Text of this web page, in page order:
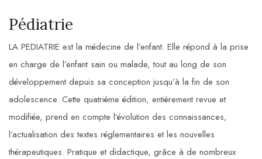
Pédiatrie
LA PEDIATRIE est la médecine de l’enfant. Elle répond à la prise
en charge de l’enfant sain ou malade, tout au long de son
développement depuis sa conception jusqu’à la fin de son
adolescence. Cette quatrième édition, entièrement revue et
modifiée, prend en compte l’évolution des connaissances,
l’actualisation des textes réglementaires et les nouvelles
thérapeutiques. Pratique et didactique, grâce à de nombreux